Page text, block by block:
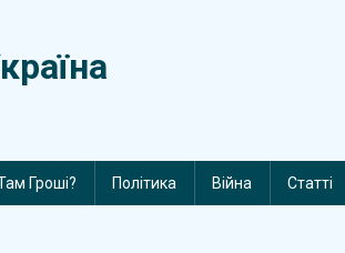
Гроші? Політика Війна Статті